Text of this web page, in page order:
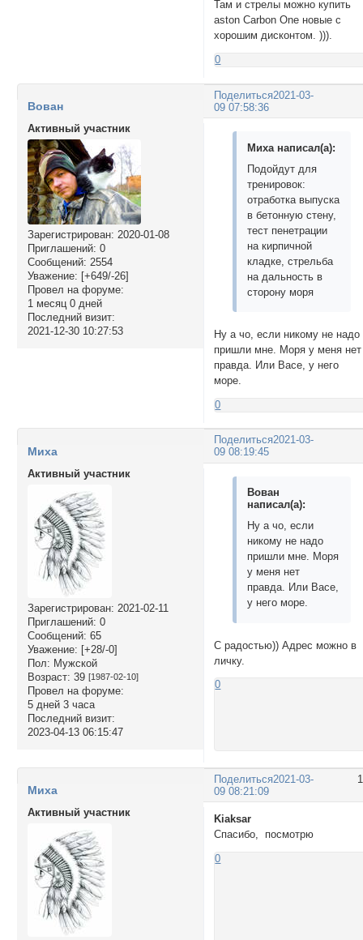
Там и стрелы можно купить
aston Carbon One новые с
хорошим дисконтом. ))).
0
Поделиться2021-03-
09 07:58:36
Вован
Активный участник
Зарегистрирован: 2020-01-08
Приглашений: 0
Сообщений: 2554
Уважение: [+649/-26]
Провел на форуме:
1 месяц 0 дней
Последний визит:
2021-12-30 10:27:53
Миха написал(а):
Подойдут для
тренировок:
отработка выпуска
в бетонную стену,
тест пенетрации
на кирпичной
кладке, стрельба
на дальность в
сторону моря
Ну а чо, если никому не надо
пришли мне. Моря у меня нет
правда. Или Васе, у него
море.
0
Поделиться2021-03-
09 08:19:45
Миха
Активный участник
Зарегистрирован: 2021-02-11
Приглашений: 0
Сообщений: 65
Уважение: [+28/-0]
Пол: Мужской
Возраст: 39 [1987-02-10]
Провел на форуме:
5 дней 3 часа
Последний визит:
2023-04-13 06:15:47
Вован
написал(а):
Ну а чо, если
никому не надо
пришли мне. Моря
у меня нет
правда. Или Васе,
у него море.
С радостью)) Адрес можно в
личку.
0
Поделиться2021-03-
09 08:21:09
Миха
Активный участник
Kiaksar
Спасибо, посмотрю
0